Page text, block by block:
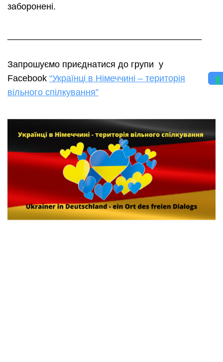
заборонені.
Запрошуємо приєднатися до групи у
Facebook “Українці в Німеччині – територія
вільного спілкування”